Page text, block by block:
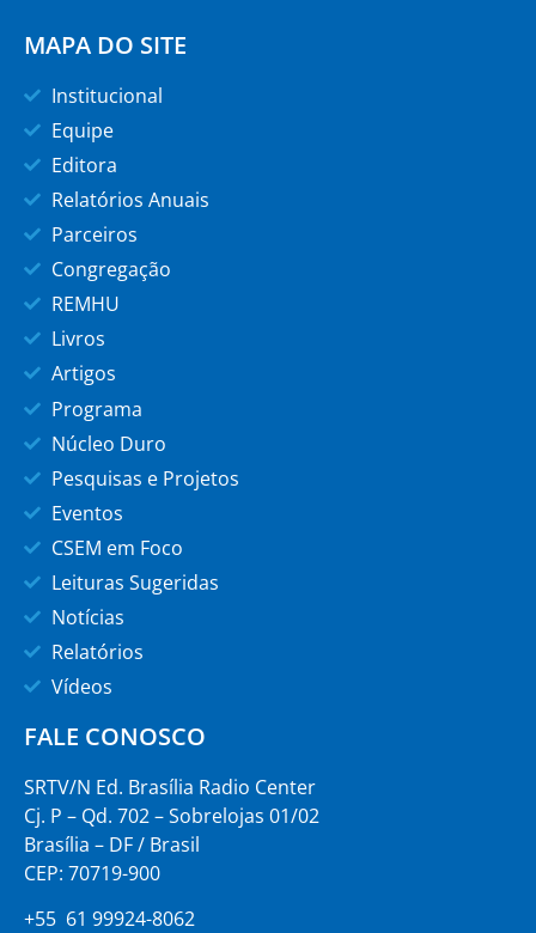
MAPA DO SITE
Institucional
Equipe
Editora
Relatórios Anuais
Parceiros
Congregação
REMHU
Livros
Artigos
Programa
Núcleo Duro
Pesquisas e Projetos
Eventos
CSEM em Foco
Leituras Sugeridas
Notícias
Relatórios
Vídeos
FALE CONOSCO
SRTV/N Ed. Brasília Radio Center
Cj. P – Qd. 702 – Sobrelojas 01/02
Brasília – DF / Brasil
CEP: 70719-900
+55 61 99924-8062